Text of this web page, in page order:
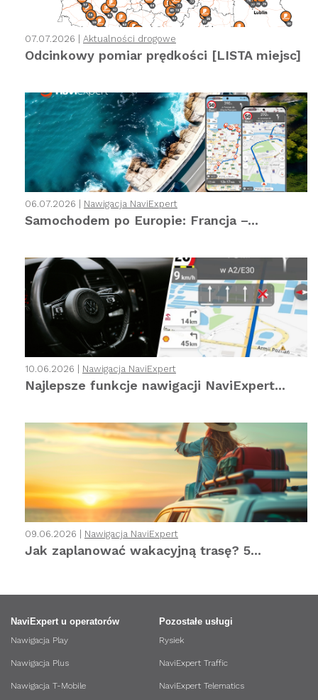
07.07.2026 | Aktualności drogowe
Odcinkowy pomiar prędkości [LISTA miejsc]
06.07.2026 | Nawigacja NaviExpert
Samochodem po Europie: Francja –...
10.06.2026 | Nawigacja NaviExpert
Najlepsze funkcje nawigacji NaviExpert...
09.06.2026 | Nawigacja NaviExpert
Jak zaplanować wakacyjną trasę? 5...
NaviExpert u operatorów
Nawigacja Play
Nawigacja Plus
Nawigacja T-Mobile
Pozostałe usługi
Rysiek
NaviExpert Traffic
NaviExpert Telematics